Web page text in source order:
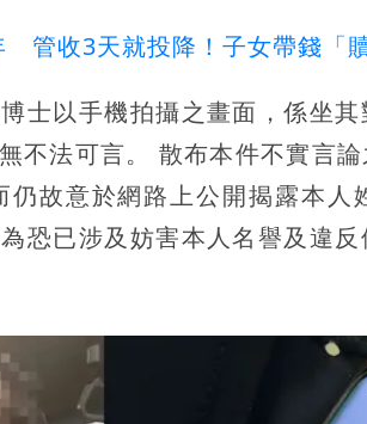
管收3天就投降！子女帶錢「贖
士以手機拍攝之畫面，係坐
不法可言。 散布本件不實言
故意於網路上公開揭露本人
恐已涉及 妨害本人名譽及 違反